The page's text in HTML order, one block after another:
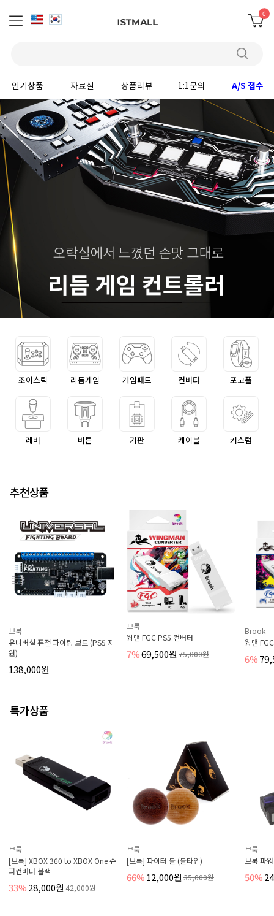
0
인기상품 자료실 상품리뷰 1:1문의 A/S 접수
조이스틱 리듬게임 게임패드 컨버터 포고플
레버 버튼 기판 케이블 커스텀
추천상품
브룩
유니버설 퓨전 파이팅 보드 (PS5 지
원)
138,000원
브룩
윙맨 FGC PS5 컨버터
7%69,500원75,000원
Brook
윙맨
6%
특가상품
브룩
[브룩] XBOX 360 to XBOX One 슈
퍼컨버터 블랙
33%28,000원 42,000원
브룩
[브룩] 파이터 볼 (볼타입)
66%12,000원 35,000원
브룩
브룩 파
50%